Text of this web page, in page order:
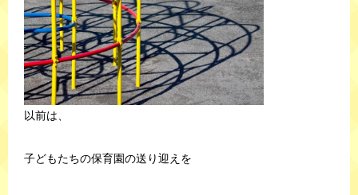
以前は、
子どもたちの保育園の送り迎えを